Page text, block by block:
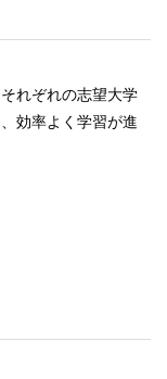
れぞれの志望大学
効率よく学習が進